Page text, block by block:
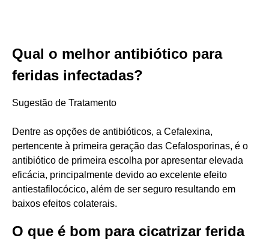
Qual o melhor antibiótico para
feridas infectadas?
Sugestão de Tratamento
Dentre as opções de antibióticos, a Cefalexina,
pertencente à primeira geração das Cefalosporinas, é o
antibiótico de primeira escolha por apresentar elevada
eficácia, principalmente devido ao excelente efeito
antiestafilocócico, além de ser seguro resultando em
baixos efeitos colaterais.
O que é bom para cicatrizar ferida